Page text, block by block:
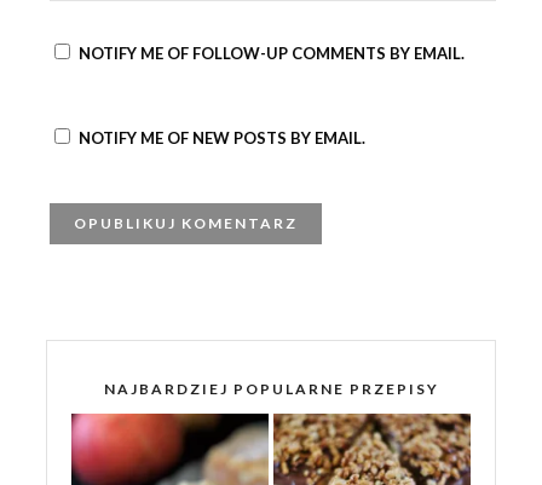
NOTIFY ME OF FOLLOW-UP COMMENTS BY EMAIL.
NOTIFY ME OF NEW POSTS BY EMAIL.
NAJBARDZIEJ POPULARNE PRZEPISY